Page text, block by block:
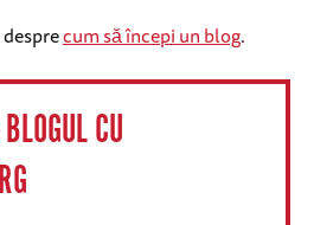
cum să începi un blog.
CU